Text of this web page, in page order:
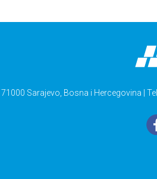
Sarajevo, Bosna i Hercegovina |